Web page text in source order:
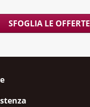
SFOGLIA LE OFFERTE